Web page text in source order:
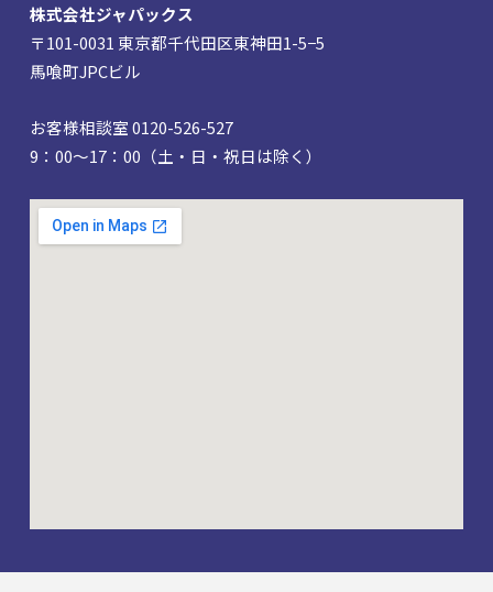
株式会社ジャパックス
〒101-0031 東京都千代田区東神田1-5−5
馬喰町JPCビル
お客様相談室 0120-526-527
9：00～17：00（土・日・祝日は除く）